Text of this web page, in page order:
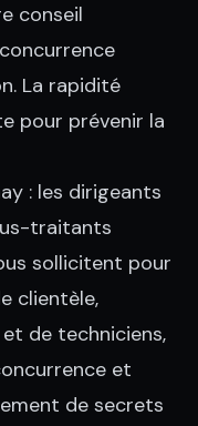
conseil
La rapidité
pour prévenir la
: les dirigeants
traitants
sollicitent pour
clientèle,
de techniciens,
et
de secrets